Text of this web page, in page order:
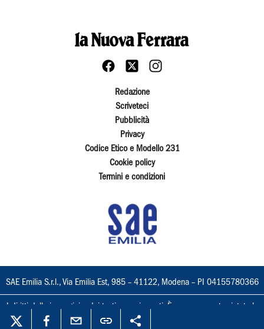
Redazione
Scriveteci
Pubblicità
Privacy
Codice Etico e Modello 231
Cookie policy
Termini e condizioni
SAE Emilia S.r.l., Via Emilia Est, 985 – 41122, Modena – PI 04155780366
I diritti delle immagini e dei testi sono riservati. È espressamente vietata la
loro riproduzione con qualsiasi mezzo e l'adattamento totale o parziale.